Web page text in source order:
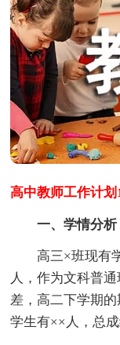
高中教师工作计划
一、学情分析
高三×班现有学
人，作为文科普
差，高二下学期
学生有××人，总